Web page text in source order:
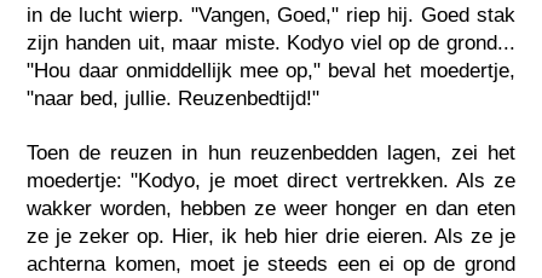
in de lucht wierp. "Vangen, Goed," riep hij. Goed stak
zijn handen uit, maar miste. Kodyo viel op de grond...
"Hou daar onmiddellijk mee op," beval het moedertje,
"naar bed, jullie. Reuzenbedtijd!"
Toen de reuzen in hun reuzenbedden lagen, zei het
moedertje: "Kodyo, je moet direct vertrekken. Als ze
wakker worden, hebben ze weer honger en dan eten
ze je zeker op. Hier, ik heb hier drie eieren. Als ze je
achterna komen, moet je steeds een ei op de grond